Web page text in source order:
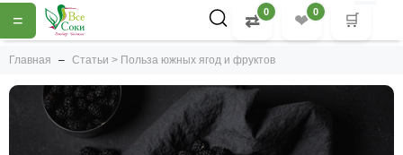
= ⇄ 0 ❤ 0 🛒
Главная Статьи > Польза южных ягод и фруктов